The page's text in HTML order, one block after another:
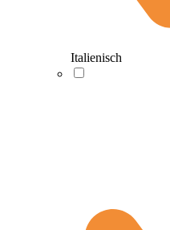
Italienisch